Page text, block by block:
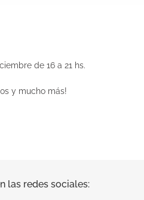
de 16 a 21 hs.
y mucho más!
las redes sociales: